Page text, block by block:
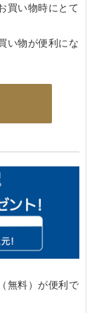
買い物時にとて
い物が便利にな
無料）が便利で